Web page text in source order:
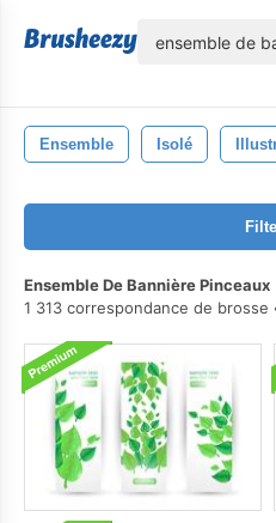
Ensemble Isolé
Ensemble De Bannière Pinceaux
1 313 correspondance de brosse